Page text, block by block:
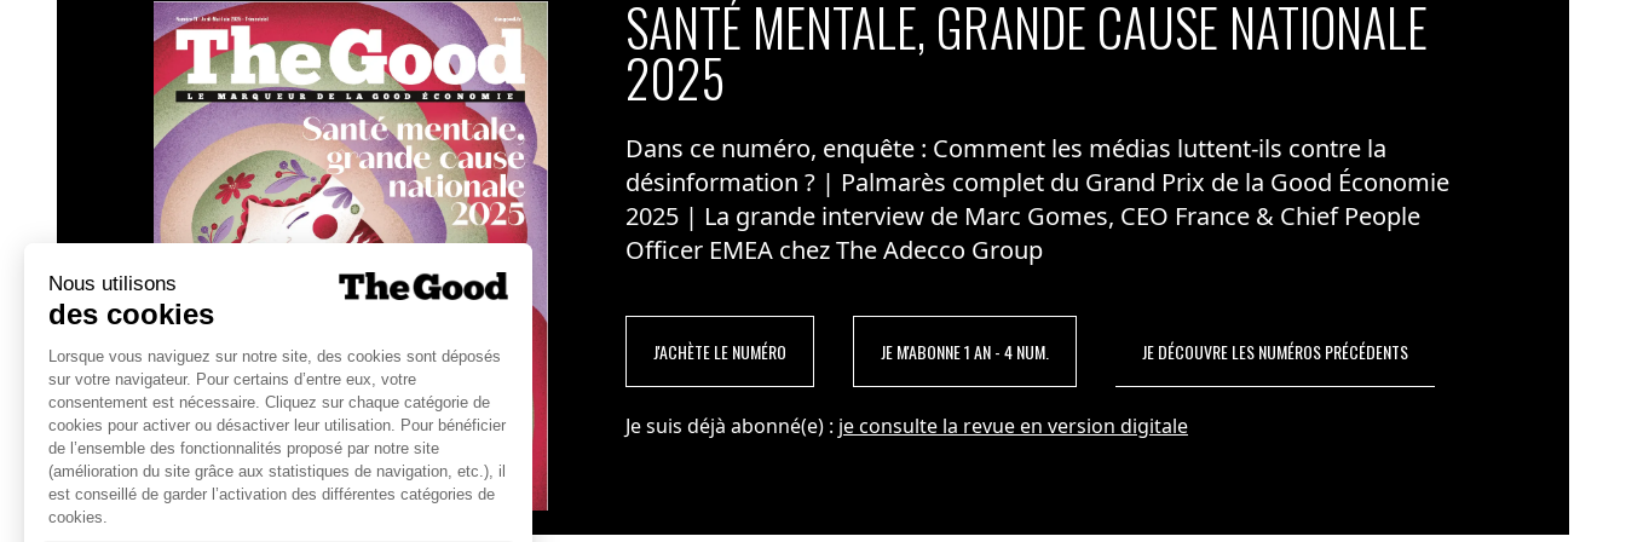
Entreprises pour le Climat Massif Central, qui m’a permis d’élargir mon champ de connaissance
et l’impact de nos activités sur les aspects de biodiversité et de régénération du vivant, et de
rédiger une feuille de route climat à 2030. C’était aussi l’occasion de partager nos
problématiques avec d’autres dirigeants d’horizons et d’industries différents, avec des
rencontres et visites d’entreprises permettant d’échanger sur des aspects très concrets de la
RSE : économies d’énergie, recyclage, modèles collaboratifs…
Enfin, nous avons pris la décision d’ouvrir notre entreprise au public quelques jours par an afin
de contribuer à vulgariser la RSE sur notre territoire, dans le cadre de l’initiative « La Route des
Savoir Faire » du Département de la Haute Loire.
Cela nous a permis d’engager certains travaux de rénovation de nos locaux qui ont contribué à
SANTÉ MENTALE, GRANDE CAUSE NATIONALE
2025
Dans ce numéro, enquête : Comment les médias luttent-ils contre la
désinformation ? | Palmarès complet du Grand Prix de la Good Économie
2025 | La grande interview de Marc Gomes, CEO France & Chief People
Officer EMEA chez The Adecco Group
J'ACHÈTE LE NUMÉRO JE M'ABONNE 1 AN - 4 NUM. JE DÉCOUVRE LES NUMÉROS PRÉCÉDENTS
Je suis déjà abonné(e) : je consulte la revue en version digitale